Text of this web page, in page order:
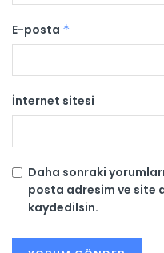
E-posta *
İnternet sitesi
Daha sonraki
posta adresim ve site
kaydedilsin.